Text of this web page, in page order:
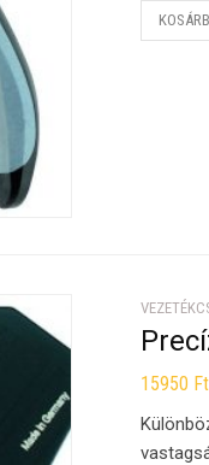
15950 Ft